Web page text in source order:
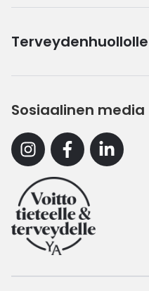
Terveydenhuollolle
Sosiaalinen media
InstagramFacebookLinkedin